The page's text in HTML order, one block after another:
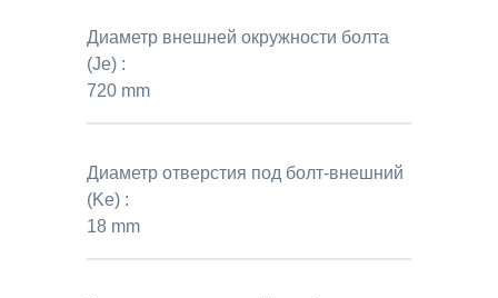
Диаметр внешней окружности болта
(Je) :
720 mm
Диаметр отверстия под болт-внешний
(Ke) :
18 mm